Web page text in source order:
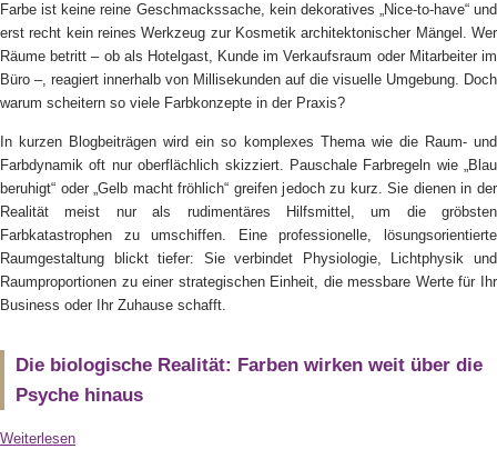
Farbe ist keine reine Geschmackssache, kein dekoratives „Nice-to-have“ und
erst recht kein reines Werkzeug zur Kosmetik architektonischer Mängel. Wer
Räume betritt – ob als Hotelgast, Kunde im Verkaufsraum oder Mitarbeiter im
Büro –, reagiert innerhalb von Millisekunden auf die visuelle Umgebung. Doch
warum scheitern so viele Farbkonzepte in der Praxis?
In kurzen Blogbeiträgen wird ein so komplexes Thema wie die Raum- und
Farbdynamik oft nur oberflächlich skizziert. Pauschale Farbregeln wie „Blau
beruhigt“ oder „Gelb macht fröhlich“ greifen jedoch zu kurz. Sie dienen in der
Realität meist nur als rudimentäres Hilfsmittel, um die gröbsten
Farbkatastrophen zu umschiffen. Eine professionelle, lösungsorientierte
Raumgestaltung blickt tiefer: Sie verbindet Physiologie, Lichtphysik und
Raumproportionen zu einer strategischen Einheit, die messbare Werte für Ihr
Business oder Ihr Zuhause schafft.
Die biologische Realität: Farben wirken weit über die
Psyche hinaus
Weiterlesen